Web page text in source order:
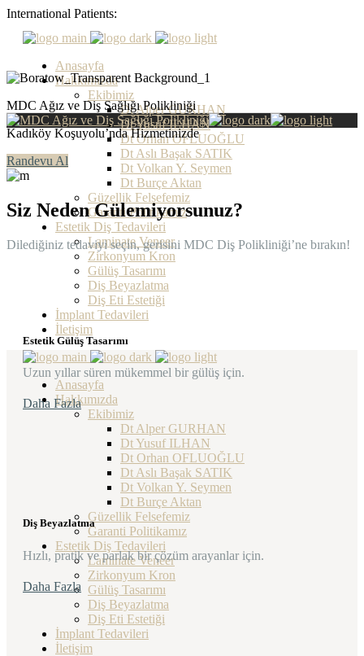
International Patients:
Anasayfa
Hakkımızda
Ekibimiz
Dt Alper GURHAN
Dt Yusuf ILHAN
Dt Orhan OFLUOĞLU
Dt Aslı Başak SATIK
Dt Volkan Y. Seymen
Dt Burçe Aktan
Güzellik Felsefemiz
Garanti Politikamız
Estetik Diş Tedavileri
Laminate Veneer
Zirkonyum Kron
Gülüş Tasarımı
Diş Beyazlatma
Diş Eti Estetiği
İmplant Tedavileri
İletişim
Anasayfa
Hakkımızda
Ekibimiz
Dt Alper GURHAN
Dt Yusuf ILHAN
Dt Orhan OFLUOĞLU
Dt Aslı Başak SATIK
Dt Volkan Y. Seymen
Dt Burçe Aktan
Güzellik Felsefemiz
Garanti Politikamız
Estetik Diş Tedavileri
Laminate Veneer
Zirkonyum Kron
Gülüş Tasarımı
Diş Beyazlatma
Diş Eti Estetiği
İmplant Tedavileri
İletişim
MDC Ağız ve Diş Sağlığı Polikliniği
Kadıköy Koşuyolu’nda Hizmetinizde
Randevu Al
Siz Neden Gülemiyorsunuz?
Dilediğiniz tedaviyi seçin, gerisini MDC Diş Polikliniği’ne bırakın!
Estetik Gülüş Tasarımı
Uzun yıllar süren mükemmel bir gülüş için.
Daha Fazla
Diş Beyazlatma
Hızlı, pratik ve parlak bir çözüm arayanlar için.
Daha Fazla